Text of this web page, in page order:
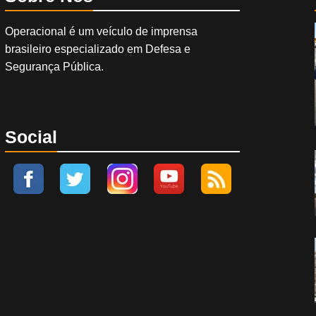
Operacional é um veículo de imprensa
brasileiro especializado em Defesa e
Segurança Pública.
Social